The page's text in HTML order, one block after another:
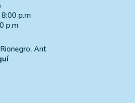
p.m
p.m
Ant